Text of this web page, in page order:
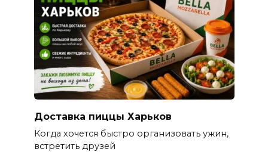
Доставка пиццы Харьков
Когда хочется быстро организовать ужин,
встретить друзей